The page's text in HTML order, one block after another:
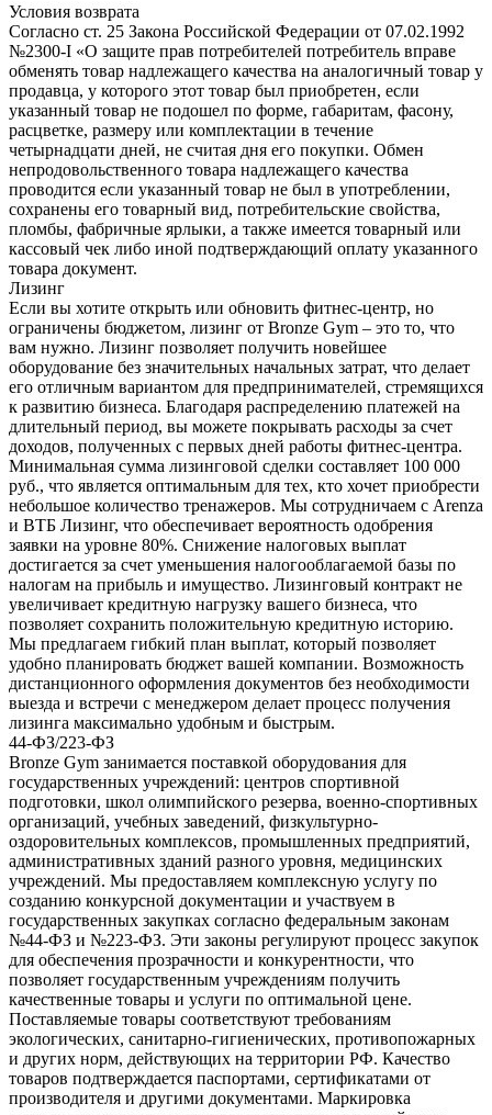
Условия возврата
Согласно ст. 25 Закона Российской Федерации от 07.02.1992
№2300-I «О защите прав потребителей потребитель вправе
обменять товар надлежащего качества на аналогичный товар у
продавца, у которого этот товар был приобретен, если
указанный товар не подошел по форме, габаритам, фасону,
расцветке, размеру или комплектации в течение
четырнадцати дней, не считая дня его покупки. Обмен
непродовольственного товара надлежащего качества
проводится если указанный товар не был в употреблении,
сохранены его товарный вид, потребительские свойства,
пломбы, фабричные ярлыки, а также имеется товарный или
кассовый чек либо иной подтверждающий оплату указанного
товара документ.
Лизинг
Если вы хотите открыть или обновить фитнес-центр, но
ограничены бюджетом, лизинг от Bronze Gym – это то, что
вам нужно. Лизинг позволяет получить новейшее
оборудование без значительных начальных затрат, что делает
его отличным вариантом для предпринимателей, стремящихся
к развитию бизнеса. Благодаря распределению платежей на
длительный период, вы можете покрывать расходы за счет
доходов, полученных с первых дней работы фитнес-центра.
Минимальная сумма лизинговой сделки составляет 100 000
руб., что является оптимальным для тех, кто хочет приобрести
небольшое количество тренажеров. Мы сотрудничаем с Arenza
и ВТБ Лизинг, что обеспечивает вероятность одобрения
заявки на уровне 80%. Снижение налоговых выплат
достигается за счет уменьшения налогооблагаемой базы по
налогам на прибыль и имущество. Лизинговый контракт не
увеличивает кредитную нагрузку вашего бизнеса, что
позволяет сохранить положительную кредитную историю.
Мы предлагаем гибкий план выплат, который позволяет
удобно планировать бюджет вашей компании. Возможность
дистанционного оформления документов без необходимости
выезда и встречи с менеджером делает процесс получения
лизинга максимально удобным и быстрым.
44-ФЗ/223-ФЗ
Bronze Gym занимается поставкой оборудования для
государственных учреждений: центров спортивной
подготовки, школ олимпийского резерва, военно-спортивных
организаций, учебных заведений, физкультурно-
оздоровительных комплексов, промышленных предприятий,
административных зданий разного уровня, медицинских
учреждений. Мы предоставляем комплексную услугу по
созданию конкурсной документации и участвуем в
государственных закупках согласно федеральным законам
№44-ФЗ и №223-ФЗ. Эти законы регулируют процесс закупок
для обеспечения прозрачности и конкурентности, что
позволяет государственным учреждениям получить
качественные товары и услуги по оптимальной цене.
Поставляемые товары соответствуют требованиям
экологических, санитарно-гигиенических, противопожарных
и других норм, действующих на территории РФ. Качество
товаров подтверждается паспортами, сертификатами от
производителя и другими документами. Маркировка